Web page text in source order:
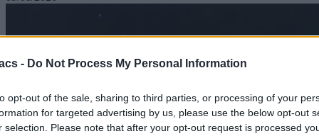
- Do Not Process My Personal Information
opt-out of the sale, sharing to third parties, or processing of your
for targeted advertising by us, please use the below opt-out
selection. Please note that after your opt-out request is processed